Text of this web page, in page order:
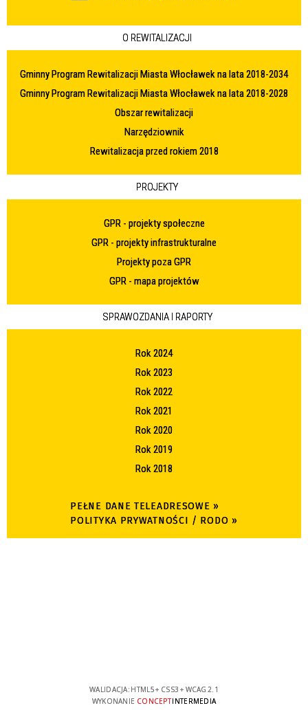
O REWITALIZACJI
Gminny Program Rewitalizacji Miasta Włocławek na lata 2018-2034
Gminny Program Rewitalizacji Miasta Włocławek na lata 2018-2028
Obszar rewitalizacji
Narzędziownik
Rewitalizacja przed rokiem 2018
PROJEKTY
GPR - projekty społeczne
GPR - projekty infrastrukturalne
Projekty poza GPR
GPR - mapa projektów
SPRAWOZDANIA I RAPORTY
Rok 2024
Rok 2023
Rok 2022
Rok 2021
Rok 2020
Rok 2019
Rok 2018
PEŁNE DANE TELEADRESOWE »
POLITYKA PRYWATNOŚCI / RODO »
WALIDACJA: HTML5+ CSS3 + WCAG 2.1
WYKONANIE CONCEPTINTERMEDIA